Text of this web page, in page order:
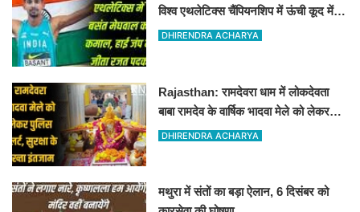
विश्व एथलेटिक्स चैंपियनशिप में ऊंची कूद में
जीता रजत पदक
DHIRENDRA ACHARYA
Rajasthan: रामदेवरा धाम में लोकदेवता
बाबा रामदेव के वार्षिक भादवा मेले को लेकर
तैयारियां पूरी
DHIRENDRA ACHARYA
मथुरा में संतों का बड़ा ऐलान, 6 दिसंबर को